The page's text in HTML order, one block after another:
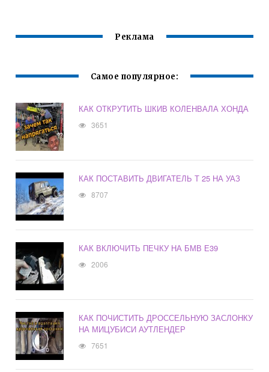
Реклама
Самое популярное:
КАК ОТКРУТИТЬ ШКИВ КОЛЕНВАЛА ХОНДА
3651
КАК ПОСТАВИТЬ ДВИГАТЕЛЬ Т 25 НА УАЗ
8707
КАК ВКЛЮЧИТЬ ПЕЧКУ НА БМВ Е39
2006
КАК ПОЧИСТИТЬ ДРОССЕЛЬНУЮ ЗАСЛОНКУ
НА МИЦУБИСИ АУТЛЕНДЕР
7651